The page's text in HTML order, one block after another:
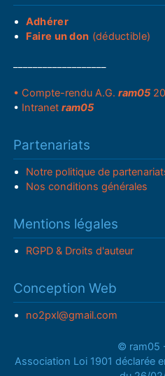
Adhérer
Faire un don (déductible)
• Compte-rendu A.G.ram05
• Intranetram05
Partenariats
Notre politique de
Nos conditions générales
Mentions légales
RGPD & Droits d'auteur
Conception Web
no2pxl@gmail.com
© ram05
Association Loi 1901 déclarée